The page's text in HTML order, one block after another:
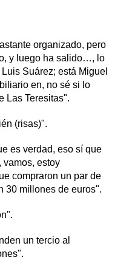
organizado, pero
y luego ha salido…, lo
Suárez; está Miguel
en, no sé si lo
Las Teresitas".
(risas)".
es verdad, eso sí que
vamos, estoy
compraron un par de
30 millones de euros".
un tercio al